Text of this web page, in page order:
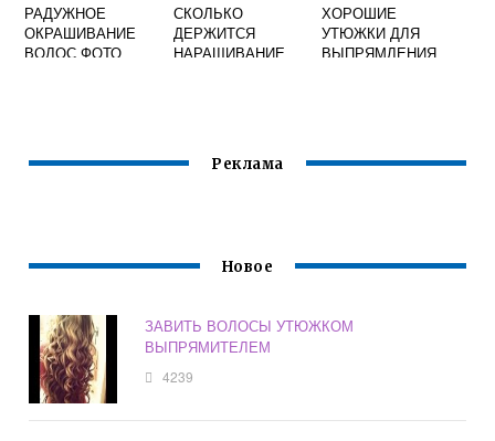
РАДУЖНОЕ
ОКРАШИВАНИЕ
ВОЛОС ФОТО
СКОЛЬКО
ДЕРЖИТСЯ
НАРАЩИВАНИЕ
ХОРОШИЕ
УТЮЖКИ ДЛЯ
ВЫПРЯМЛЕНИЯ
Реклама
Новое
ЗАВИТЬ ВОЛОСЫ УТЮЖКОМ
ВЫПРЯМИТЕЛЕМ
4239